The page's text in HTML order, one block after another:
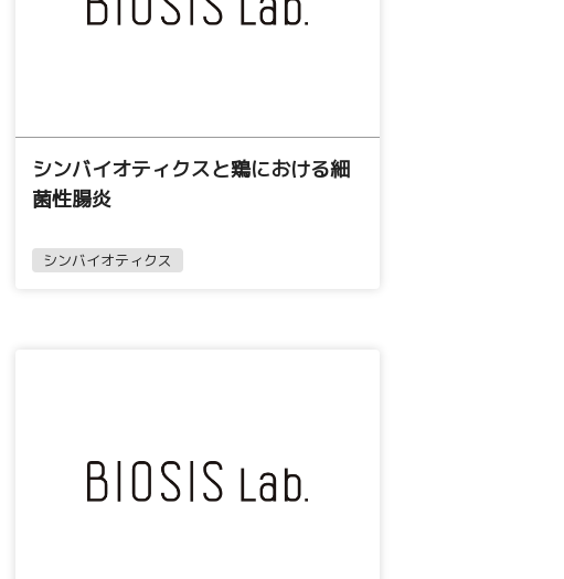
シンバイオティクスと鶏における細
菌性腸炎
シンバイオティクス